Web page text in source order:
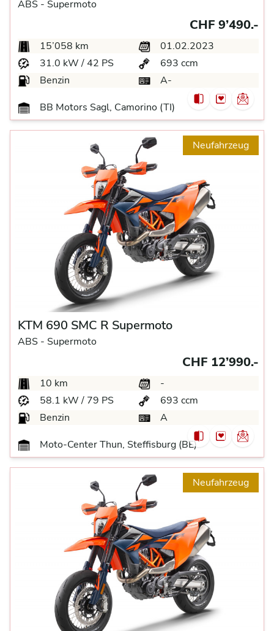
ABS - Supermoto
CHF 9’490.-
15’058 km
01.02.2023
31.0 kW / 42 PS
693 ccm
Benzin
A-
BB Motors Sagl, Camorino (TI)
Neufahrzeug
KTM 690 SMC R Supermoto
ABS - Supermoto
CHF 12’990.-
10 km
-
58.1 kW / 79 PS
693 ccm
Benzin
A
Moto-Center Thun, Steffisburg (BE)
Neufahrzeug